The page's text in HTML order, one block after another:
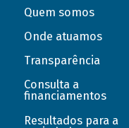
Quem somos
Onde atuamos
Transparência
Consulta a
financiamentos
Resultados para a